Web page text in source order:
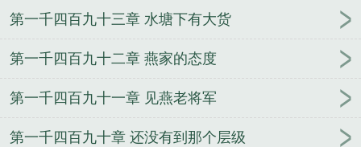
皇帝天天不早朝 吴跃民刘芸士圈之风流狂少百度云
吴跃民刘芸 仙道一途 戒断反应
主角赵锦舒陆瑾台
重生记全集阅读
主角赵锦舒陆瑾台重生后这婆媳对
阁无弹窗 赵锦舒陆瑾台重生记笔趣阁无弹窗
苏韵婉
第一千四百九十三章 水塘下有大货
第一千四百九十二章 燕家的态度
第一千四百九十一章 见燕老将军
第一千四百九十章 还没有到那个层级